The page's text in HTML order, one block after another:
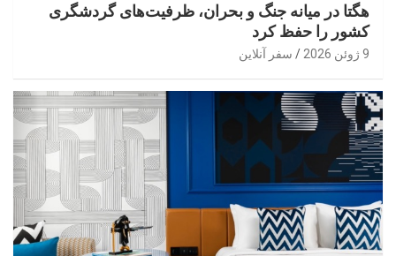
هگتا در میانه جنگ و بحران، ظرفیت‌های گردشگری
کشور را حفظ کرد
9 ژوئن 2026 سفر آنلاین